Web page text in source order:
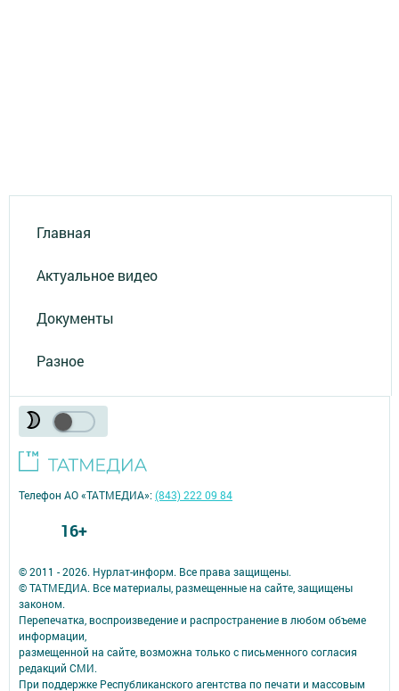
Главная
Актуальное видео
Документы
Разное
© 2011 - 2026. Нурлат-⁠информ. Все права защищены.
© ТАТМЕДИА. Все материалы, размещенные на сайте, защищены
законом.
Перепечатка, воспроизведение и распространение в любом объеме
информации,
размещенной на сайте, возможна только с письменного согласия
редакций СМИ.
При поддержке Республиканского агентства по печати и массовым
Телефон АО «ТАТМЕДИА»:(843) 222 09 84
16+